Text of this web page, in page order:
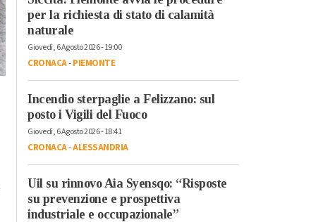
Sabato, 21 Ottobre 2023 - 05:40
Attualità
Dall’Italia alla
Catalogna per la lotta
dei lavoratori: la storia
di Luigino Bruni
raccontata ne “Il
Passaggio”
Mr.Marra ad
Alessandria Film
per la richiesta di stato di calamità
naturale
Giovedì, 6 Agosto 2026 - 19:00
CRONACA-PIEMONTE
Incendio sterpaglie a Felizzano: sul
posto i Vigili del Fuoco
Giovedì, 6 Agosto 2026 - 18:41
CRONACA-ALESSANDRIA
Uil su rinnovo Aia Syensqo: “Risposte
su prevenzione e prospettiva
industriale e occupazionale”